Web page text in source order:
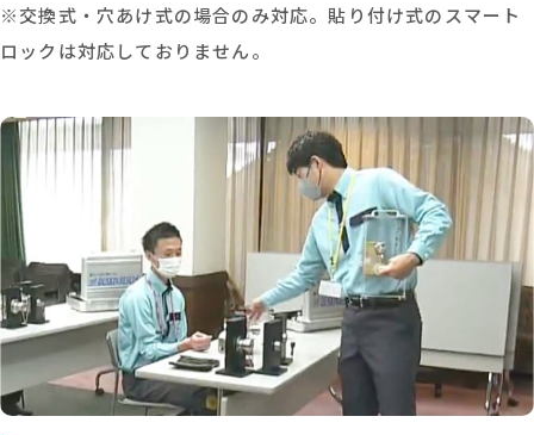
※交換式・穴あけ式の場合のみ対応。貼り付け式のスマート
ロックは対応しておりません。